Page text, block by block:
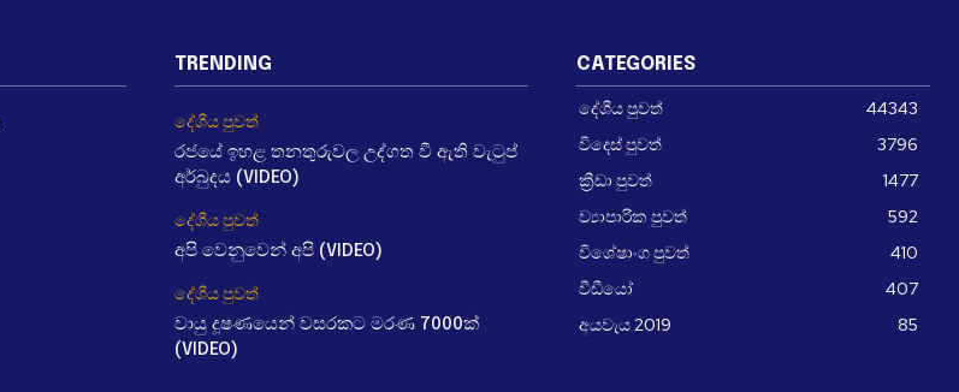
TRENDING
දේශීය පුවත්
රජයේ ඉහළ තනතුරුවල උද්ගත වී ඇති වැටුප්
අර්බුදය (VIDEO)
දේශීය පුවත්
අපි වෙනුවෙන් අපි (VIDEO)
දේශීය පුවත්
වායු දූෂණයෙන් වසරකට මරණ 7000ක්
(VIDEO)
CATEGORIES
දේශීය පුවත්
44343
විදෙස් පුවත්
3796
ක්‍රීඩා පුවත්
1477
ව්‍යාපාරික පුවත්
592
විශේෂාංග පුවත්
410
වීඩීයෝ
407
අයවැය 2019
85